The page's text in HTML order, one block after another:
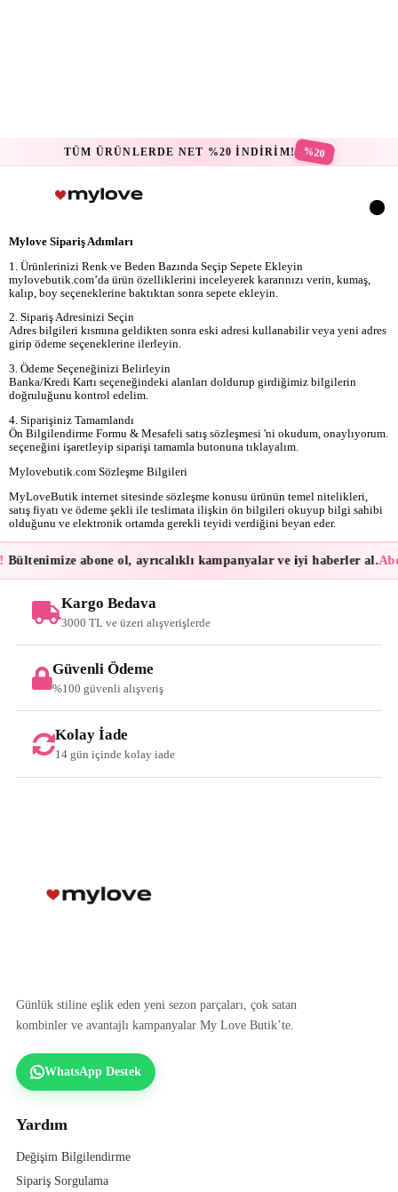
TÜM ÜRÜNLERDE NET %20 İNDİRİM! %20
Mylove Sipariş Adımları
1. Ürünlerinizi Renk ve Beden Bazında Seçip Sepete Ekleyin
mylovebutik.com’da ürün özelliklerini inceleyerek kararınızı verin, kumaş,
kalıp, boy seçeneklerine baktıktan sonra sepete ekleyin.
2. Sipariş Adresinizi Seçin
Adres bilgileri kısmına geldikten sonra eski adresi kullanabilir veya yeni adres
girip ödeme seçeneklerine ilerleyin.
3. Ödeme Seçeneğinizi Belirleyin
Banka/Kredi Kartı seçeneğindeki alanları doldurup girdiğimiz bilgilerin
doğruluğunu kontrol edelim.
4. Siparişiniz Tamamlandı
Ön Bilgilendirme Formu & Mesafeli satış sözleşmesi 'ni okudum, onaylıyorum.
seçeneğini işaretleyip siparişi tamamla butonuna tıklayalım.
Mylovebutik.com Sözleşme Bilgileri
MyLoveButik internet sitesinde sözleşme konusu ürünün temel nitelikleri,
satış fiyatı ve ödeme şekli ile teslimata ilişkin ön bilgileri okuyup bilgi sahibi
olduğunu ve elektronik ortamda gerekli teyidi verdiğini beyan eder.
Bültenimize abone ol, ayrıcalıklı kampanyalar ve iyi haberler al.
Kargo Bedava
3000 TL ve üzeri alışverişlerde
Güvenli Ödeme
%100 güvenli alışveriş
Kolay İade
14 gün içinde kolay iade
Günlük stiline eşlik eden yeni sezon parçaları, çok satan
kombinler ve avantajlı kampanyalar My Love Butik’te.
WhatsApp Destek
Yardım
Değişim Bilgilendirme
Sipariş Sorgulama